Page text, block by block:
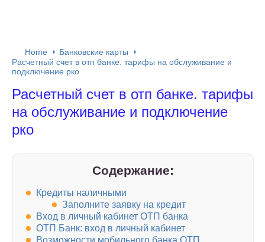
Home
Банковские карты
Расчетный счет в отп банке. тарифы на обслуживание и
подключение рко
Расчетный счет в отп банке. тарифы
на обслуживание и подключение
рко
Содержание:
Кредиты наличными
Заполните заявку на кредит
Вход в личный кабинет ОТП банка
ОТП Банк: вход в личный кабинет